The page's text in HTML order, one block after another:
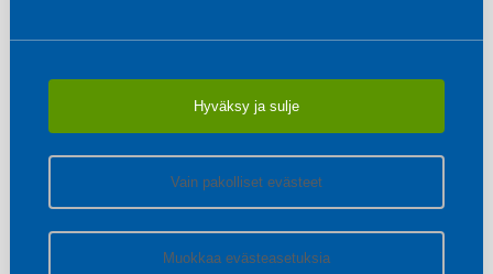
Hyväksy ja sulje
Vain pakolliset evästeet
Muokkaa evästeasetuksia